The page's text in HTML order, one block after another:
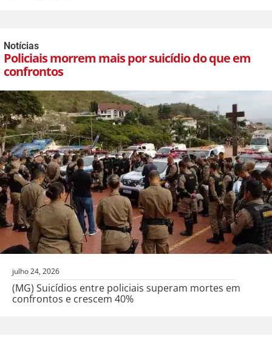
Notícias
Policiais morrem mais por suicídio do que em
confrontos
julho 24, 2026
(MG) Suicídios entre policiais superam mortes em
confrontos e crescem 40%